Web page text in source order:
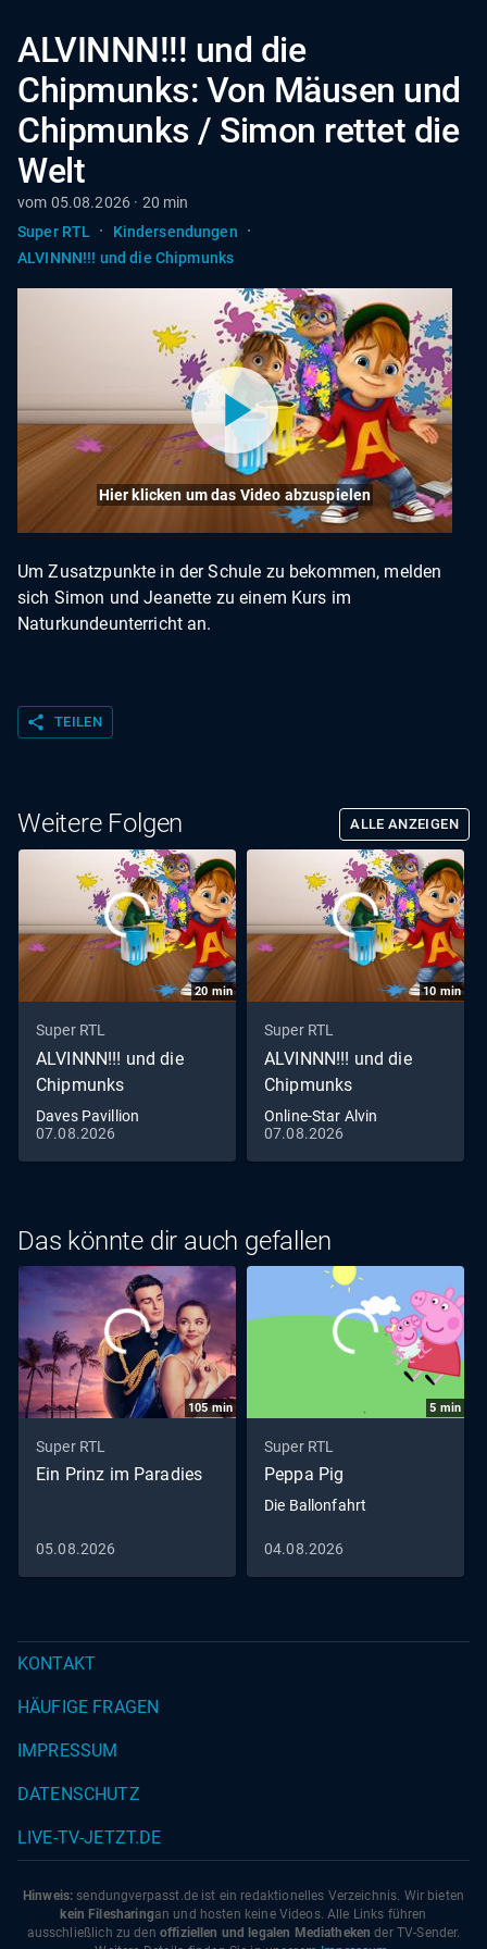
ALVINNN!!! und die
Chipmunks: Von Mäusen und
Chipmunks / Simon rettet die
Welt
vom 05.08.2026 · 20 min
Super RTL
· Kindersendungen ·
ALVINNN!!! und die Chipmunks
Hier klicken um das Video abzuspielen
Um Zusatzpunkte in der Schule zu bekommen, melden
sich Simon und Jeanette zu einem Kurs im
Naturkundeunterricht an.
share TEILEN
Weitere Folgen ALLE ANZEIGEN
20 min
Super RTL
ALVINNN!!! und die
Chipmunks
Daves Pavillion
07.08.2026
10 min
Super RTL
ALVINNN!!! und die
Chipmunks
Online-Star Alvin
07.08.2026
Das könnte dir auch gefallen
105min
Super RTL
Ein Prinz im Paradies
05.08.2026
5 min
Super RTL
Peppa Pig
Die Ballonfahrt
04.08.2026
KONTAKT
HÄUFIGE FRAGEN
IMPRESSUM
DATENSCHUTZ
LIVE-TV-JETZT.DE
Hinweis: sendungverpasst.de ist ein redaktionelles Verzeichnis. Wir bieten
kein Filesharingan und hosten keine Videos. Alle Links führen
ausschließlich zu den offiziellen und legalen Mediatheken der TV-Sender.